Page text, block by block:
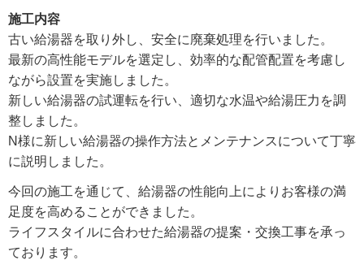
施工内容
古い給湯器を取り外し、安全に廃棄処理を行いました。
最新の高性能モデルを選定し、効率的な配管配置を考慮し
ながら設置を実施しました。
新しい給湯器の試運転を行い、適切な水温や給湯圧力を調
整しました。
N様に新しい給湯器の操作方法とメンテナンスについて丁寧
に説明しました。
今回の施工を通じて、給湯器の性能向上によりお客様の満
足度を高めることができました。
ライフスタイルに合わせた給湯器の提案・交換工事を承っ
ております。